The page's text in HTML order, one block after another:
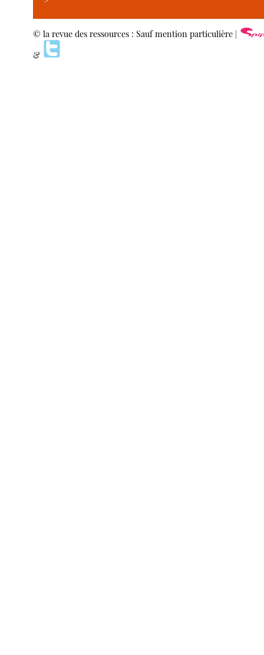
© la revue des ressources : Sauf mention particulière |
&